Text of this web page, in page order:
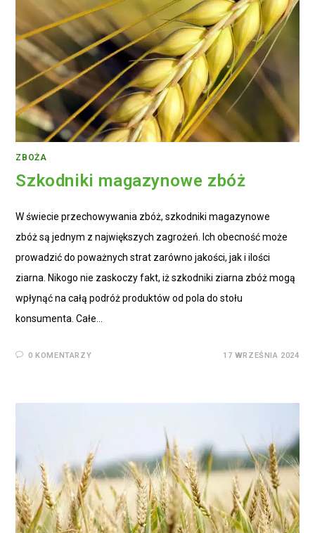
ZBOŻA
Szkodniki magazynowe zbóż
W świecie przechowywania zbóż, szkodniki magazynowe
zbóż są jednym z największych zagrożeń. Ich obecność może
prowadzić do poważnych strat zarówno jakości, jak i ilości
ziarna. Nikogo nie zaskoczy fakt, iż szkodniki ziarna zbóż mogą
wpłynąć na całą podróż produktów od pola do stołu
konsumenta. Całe…
0 KOMENTARZY 17 WRZEŚNIA 2024